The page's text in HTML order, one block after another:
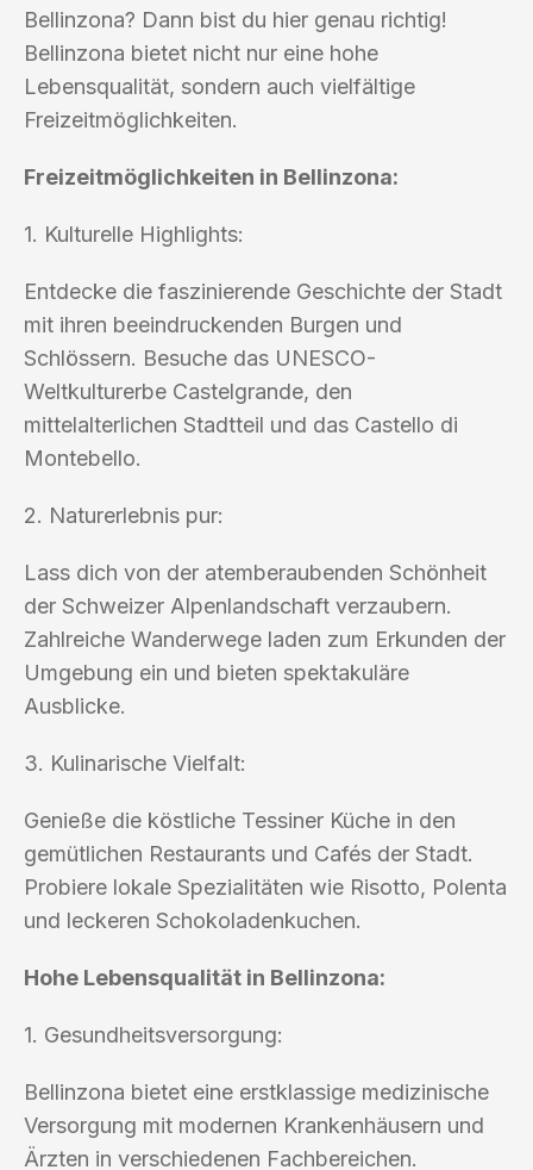
Bellinzona? Dann bist du hier genau richtig!
Bellinzona bietet nicht nur eine hohe
Lebensqualität, sondern auch vielfältige
Freizeitmöglichkeiten.
Freizeitmöglichkeiten in Bellinzona:
1. Kulturelle Highlights:
Entdecke die faszinierende Geschichte der Stadt
mit ihren beeindruckenden Burgen und
Schlössern. Besuche das UNESCO-
Weltkulturerbe Castelgrande, den
mittelalterlichen Stadtteil und das Castello di
Montebello.
2. Naturerlebnis pur:
Lass dich von der atemberaubenden Schönheit
der Schweizer Alpenlandschaft verzaubern.
Zahlreiche Wanderwege laden zum Erkunden der
Umgebung ein und bieten spektakuläre
Ausblicke.
3. Kulinarische Vielfalt:
Genieße die köstliche Tessiner Küche in den
gemütlichen Restaurants und Cafés der Stadt.
Probiere lokale Spezialitäten wie Risotto, Polenta
und leckeren Schokoladenkuchen.
Hohe Lebensqualität in Bellinzona:
1. Gesundheitsversorgung:
Bellinzona bietet eine erstklassige medizinische
Versorgung mit modernen Krankenhäusern und
Ärzten in verschiedenen Fachbereichen.